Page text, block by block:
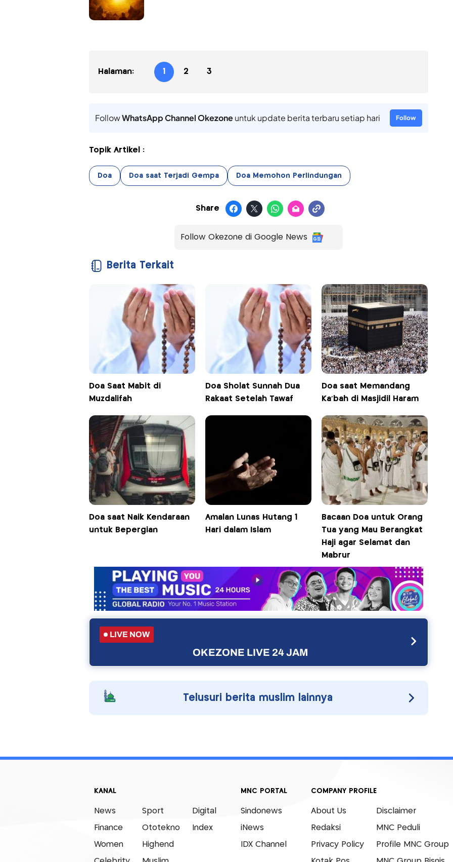
Halaman: 1 2 3
FollowWhatsApp Channel Okezoneuntuk update berita terbaru setiap hari Follow
Topik Artikel :
Doa Doa saat Terjadi Gempa Doa Memohon Perlindungan
Share
Follow Okezone di Google News
Berita Terkait
Doa Saat Mabit di
Muzdalifah
Doa Sholat Sunnah Dua
Rakaat Setelah Tawaf
Doa saat Memandang
Ka’bah di Masjidil Haram
Doa saat Naik Kendaraan
untuk Bepergian
Amalan Lunas Hutang 1
Hari dalam Islam
Bacaan Doa untuk Orang
Tua yang Mau Berangkat
Haji agar Selamat dan
Mabrur
LIVE NOW
OKEZONE LIVE 24 JAM
Telusuri berita muslim lainnya
KANAL
News
Finance
Women
Sport
Ototekno
Highend
Digital
Index
MNC PORTAL
Sindonews
iNews
IDX Channel
COMPANY PROFILE
About Us
Redaksi
Privacy Policy
Disclaimer
MNC Peduli
Profile MNC Group